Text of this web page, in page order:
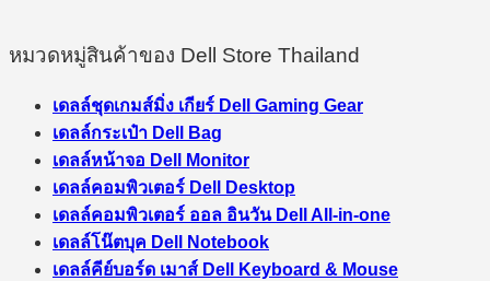
หมวดหมู่สินค้าของ Dell Store Thailand
เดลล์ชุดเกมส์มิ่ง เกียร์ Dell Gaming Gear
เดลล์กระเป๋า Dell Bag
เดลล์หน้าจอ Dell Monitor
เดลล์คอมพิวเตอร์ Dell Desktop
เดลล์คอมพิวเตอร์ ออล อินวัน Dell All-in-one
เดลล์โน๊ตบุค Dell Notebook
เดลล์คีย์บอร์ด เมาส์ Dell Keyboard & Mouse